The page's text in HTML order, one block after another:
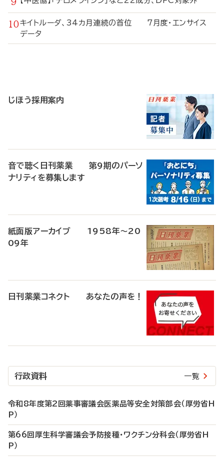
キイトルーダ、34カ月連続の首位 7月度・エンサイス
データ
じほう採用案内
音で聴く日刊薬業 第9期のパーソ
ナリティを募集します
紙面版アーカイブ 1958年～20
09年
日刊薬業コネクト あなたの声を！
行政資料 一覧
令和8年度第2回薬事審議会医薬品等安全対策部会（厚労省H
P）
第66回厚生科学審議会予防接種・ワクチン分科会（厚労省H
P）